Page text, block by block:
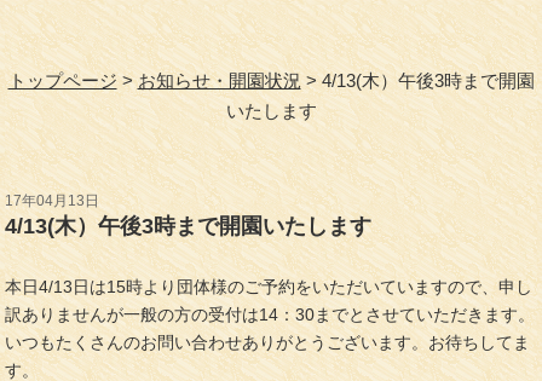
トップページ お知らせ・開園状況
4/13(木）午後3時まで開園
いたします
17年04月13日
4/13(木）午後3時まで開園いたします
本日4/13日は15時より団体様のご予約をいただいていますので、申し
訳ありませんが一般の方の受付は14：30までとさせていただきます。
いつもたくさんのお問い合わせありがとうございます。お待ちしてま
す。